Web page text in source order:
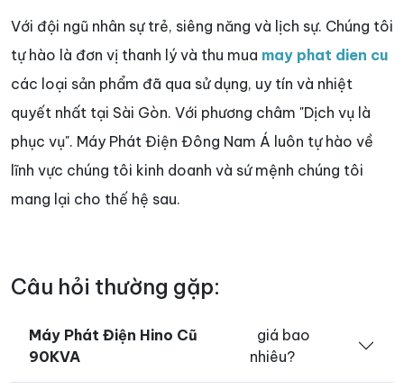
Với đội ngũ nhân sự trẻ, siêng năng và lịch sự. Chúng tôi
tự hào là đơn vị thanh lý và thu mua may phat dien cu
các loại sản phẩm đã qua sử dụng, uy tín và nhiệt
quyết nhất tại Sài Gòn. Với phương châm "Dịch vụ là
phục vụ". Máy Phát Điện Đông Nam Á luôn tự hào về
lĩnh vực chúng tôi kinh doanh và sứ mệnh chúng tôi
mang lại cho thế hệ sau.
Câu hỏi thường gặp:
Máy Phát Điện Hino Cũ
90KVA
giá bao
nhiêu?